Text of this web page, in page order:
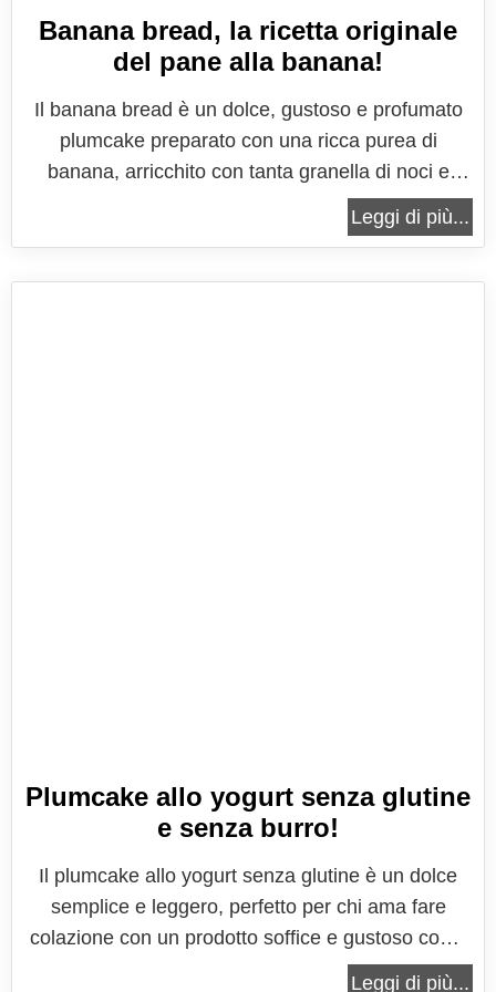
Banana bread, la ricetta originale
del pane alla banana!
Il banana bread è un dolce, gustoso e profumato
plumcake preparato con una ricca purea di
banana, arricchito con tanta granella di noci e
aromatizzato alla cannella. Si tratta di una ricetta
tipica di Australia e Stati Uniti, scelto spesso per la
Leggi di più...
Plumcake allo yogurt senza glutine
e senza burro!
Il plumcake allo yogurt senza glutine è un dolce
semplice e leggero, perfetto per chi ama fare
colazione con un prodotto soffice e gustoso come
una torta allo yogurt ma, preferisce o necessita di
Leggi di più...